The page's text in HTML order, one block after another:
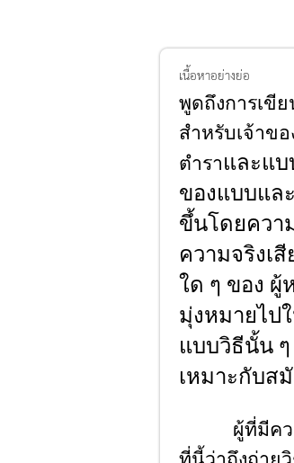
เนื้อหาอย่างย่อ
พูดถึงการเขี
สําหรับเจ้าข
ตำราและแบ
ของแบบแล
ขึ้นโดยควา
ความจริงเ
ใด ๆ ของ
มุ่งหมายไป
แบบวิธีนั้น
เหมาะกับส
ผู้ที่มีความ